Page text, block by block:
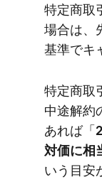
特定商取
場合は、​​
基準で​​キ
特定商取
中途解約
あれば​​「
対価に​​相
いう​​目安